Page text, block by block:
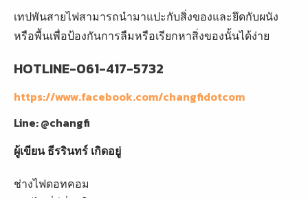
เทปพันสายไฟสามารถนำมาแปะกับสิ่งของและยึดกับผนัง
หรือพื้นเพื่อป้องกันการลืมหรือเรียกหาสิ่งของนั้นได้ง่าย
HOTLINE-061-417-5732
https://www.facebook.com/changfidotcom
Line: @changfi
ผู้เขียน ธีรรินทร์ เกิดอยู่
ช่างไฟดอทคอม